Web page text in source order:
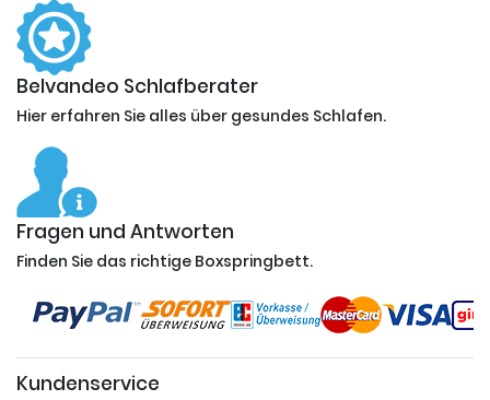
Belvandeo Schlafberater
Hier erfahren Sie alles über gesundes Schlafen.
Fragen und Antworten
Finden Sie das richtige Boxspringbett.
Kundenservice